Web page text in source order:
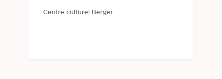
Centre culturel Berger